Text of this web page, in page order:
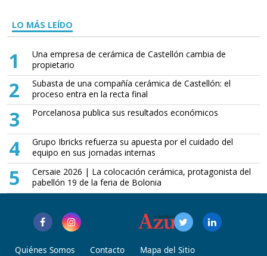
LO MÁS LEÍDO
1
Una empresa de cerámica de Castellón cambia de
propietario
2
Subasta de una compañía cerámica de Castellón: el
proceso entra en la recta final
3 Porcelanosa publica sus resultados económicos
4
Grupo Ibricks refuerza su apuesta por el cuidado del
equipo en sus jornadas internas
5
Cersaie 2026 | La colocación cerámica, protagonista del
pabellón 19 de la feria de Bolonia
Quiénes Somos Contacto Mapa del Sitio